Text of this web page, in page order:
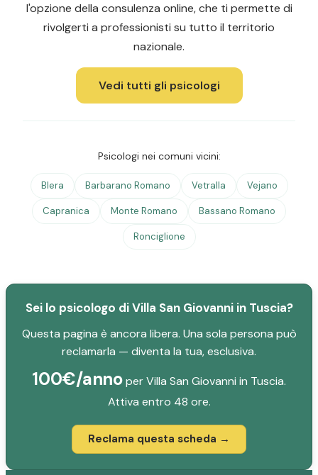
l'opzione della consulenza online, che ti permette di
rivolgerti a professionisti su tutto il territorio
nazionale.
Vedi tutti gli psicologi
Psicologi nei comuni vicini:
Blera Barbarano Romano Vetralla Vejano
Capranica Monte Romano Bassano Romano
Ronciglione
Sei lo psicologo di Villa San Giovanni in Tuscia?
Questa pagina è ancora libera. Una sola persona può
reclamarla — diventa la tua, esclusiva.
100€/annoper Villa San Giovanni in Tuscia.
Attiva entro 48 ore.
Reclama questa scheda →